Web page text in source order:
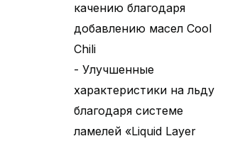
качению благодаря
добавлению масел Cool
Chili
- Улучшенные
характеристики на льду
благодаря системе
ламелей «Liquid Layer